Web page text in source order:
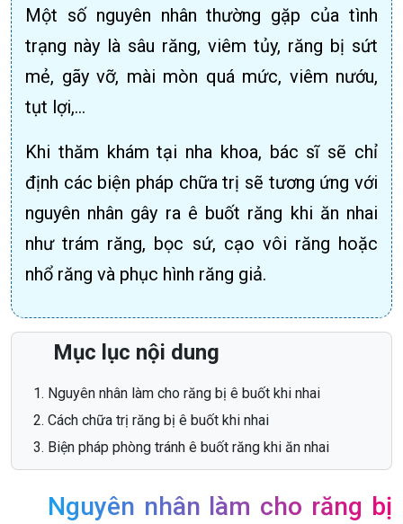
Một số nguyên nhân thường gặp của tình
trạng này là sâu răng, viêm tủy, răng bị sứt
mẻ, gãy vỡ, mài mòn quá mức, viêm nướu,
tụt lợi,…
Khi thăm khám tại nha khoa, bác sĩ sẽ chỉ
định các biện pháp chữa trị sẽ tương ứng với
nguyên nhân gây ra ê buốt răng khi ăn nhai
như trám răng, bọc sứ, cạo vôi răng hoặc
nhổ răng và phục hình răng giả.
Mục lục nội dung
Nguyên nhân làm cho răng bị ê buốt khi nhai
Cách chữa trị răng bị ê buốt khi nhai
Biện pháp phòng tránh ê buốt răng khi ăn nhai
Nguyên nhân làm cho răng bị